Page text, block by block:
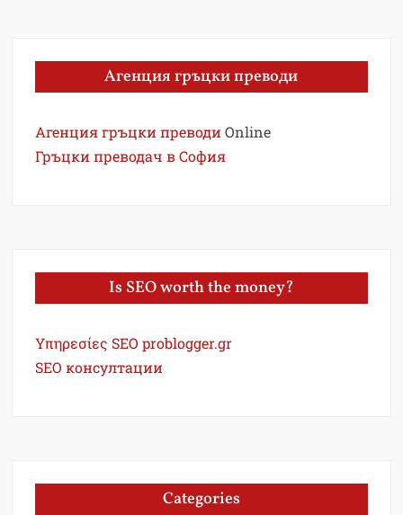
Агенция гръцки преводи
Агенция гръцки преводи Online
Гръцки преводач в София
Is SEO worth the money?
Υπηρεσίες SEO problogger.gr
SEO консултации
Categories